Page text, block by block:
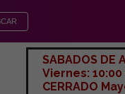
SABADOS DE
Viernes: 10:00
CERRADO